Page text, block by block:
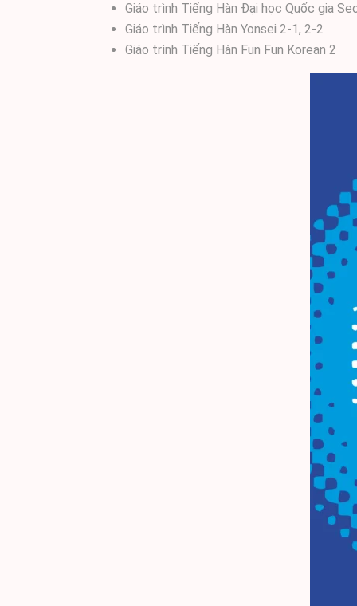
Giáo trình Tiếng Hàn Đại học Quốc gia
Giáo trình Tiếng Hàn Yonsei 2-1, 2-2
Giáo trình Tiếng Hàn Fun Fun Korean 2